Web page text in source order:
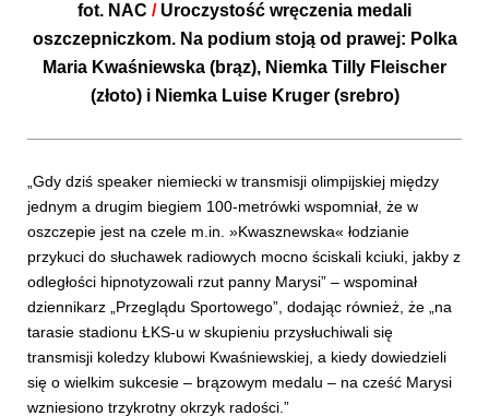
fot. NAC /Uroczystość wręczenia medali
oszczepniczkom. Na podium stoją od prawej: Polka
Maria Kwaśniewska (brąz), Niemka Tilly Fleischer
(złoto) i Niemka Luise Kruger (srebro)
„Gdy dziś speaker niemiecki w transmisji olimpijskiej między
jednym a drugim biegiem 100-metrówki wspomniał, że w
oszczepie jest na czele m.in. »Kwasznewska« łodzianie
przykuci do słuchawek radiowych mocno ściskali kciuki, jakby z
odległości hipnotyzowali rzut panny Marysi” – wspominał
dziennikarz „Przeglądu Sportowego”, dodając również, że „na
tarasie stadionu ŁKS-u w skupieniu przysłuchiwali się
transmisji koledzy klubowi Kwaśniewskiej, a kiedy dowiedzieli
się o wielkim sukcesie – brązowym medalu – na cześć Marysi
wzniesiono trzykrotny okrzyk radości.”